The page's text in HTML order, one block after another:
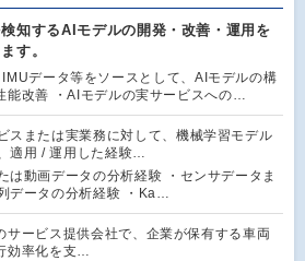
知するAIモデルの開発・改善・運用を
す。
IMUデータ等をソースとして、AIモデルの構
能改善 ・AIモデルの実サービスへの…
スまたは実業務に対して、機械学習モデル
適用 / 運用した経験…
は動画データの分析経験 ・センサデータま
データの分析経験 ・Ka…
サービス提供会社で、企業が保有する車両
効率化を支…